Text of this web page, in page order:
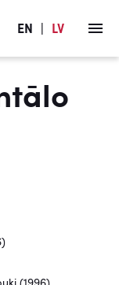
EN LV